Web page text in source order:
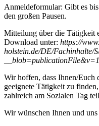
Anmeldeformular: Gibt es
den großen Pausen.
Mitteilung über die Tätigkeit
Download unter: https://
holstein.de/DE/Fachinhalte/
__blob=publicationFile&v=1
Wir hoffen, dass Ihnen/Euch
geeignete Tätigkeit zu
zahlreich am Sozialen Tag
Wir wünschen Ihnen und